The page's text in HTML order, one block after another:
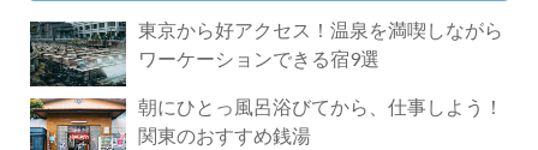
東京から好アクセス！温泉を満喫しながら
ワーケーションできる宿9選
朝にひとっ風呂浴びてから、仕事しよう！
関東のおすすめ銭湯